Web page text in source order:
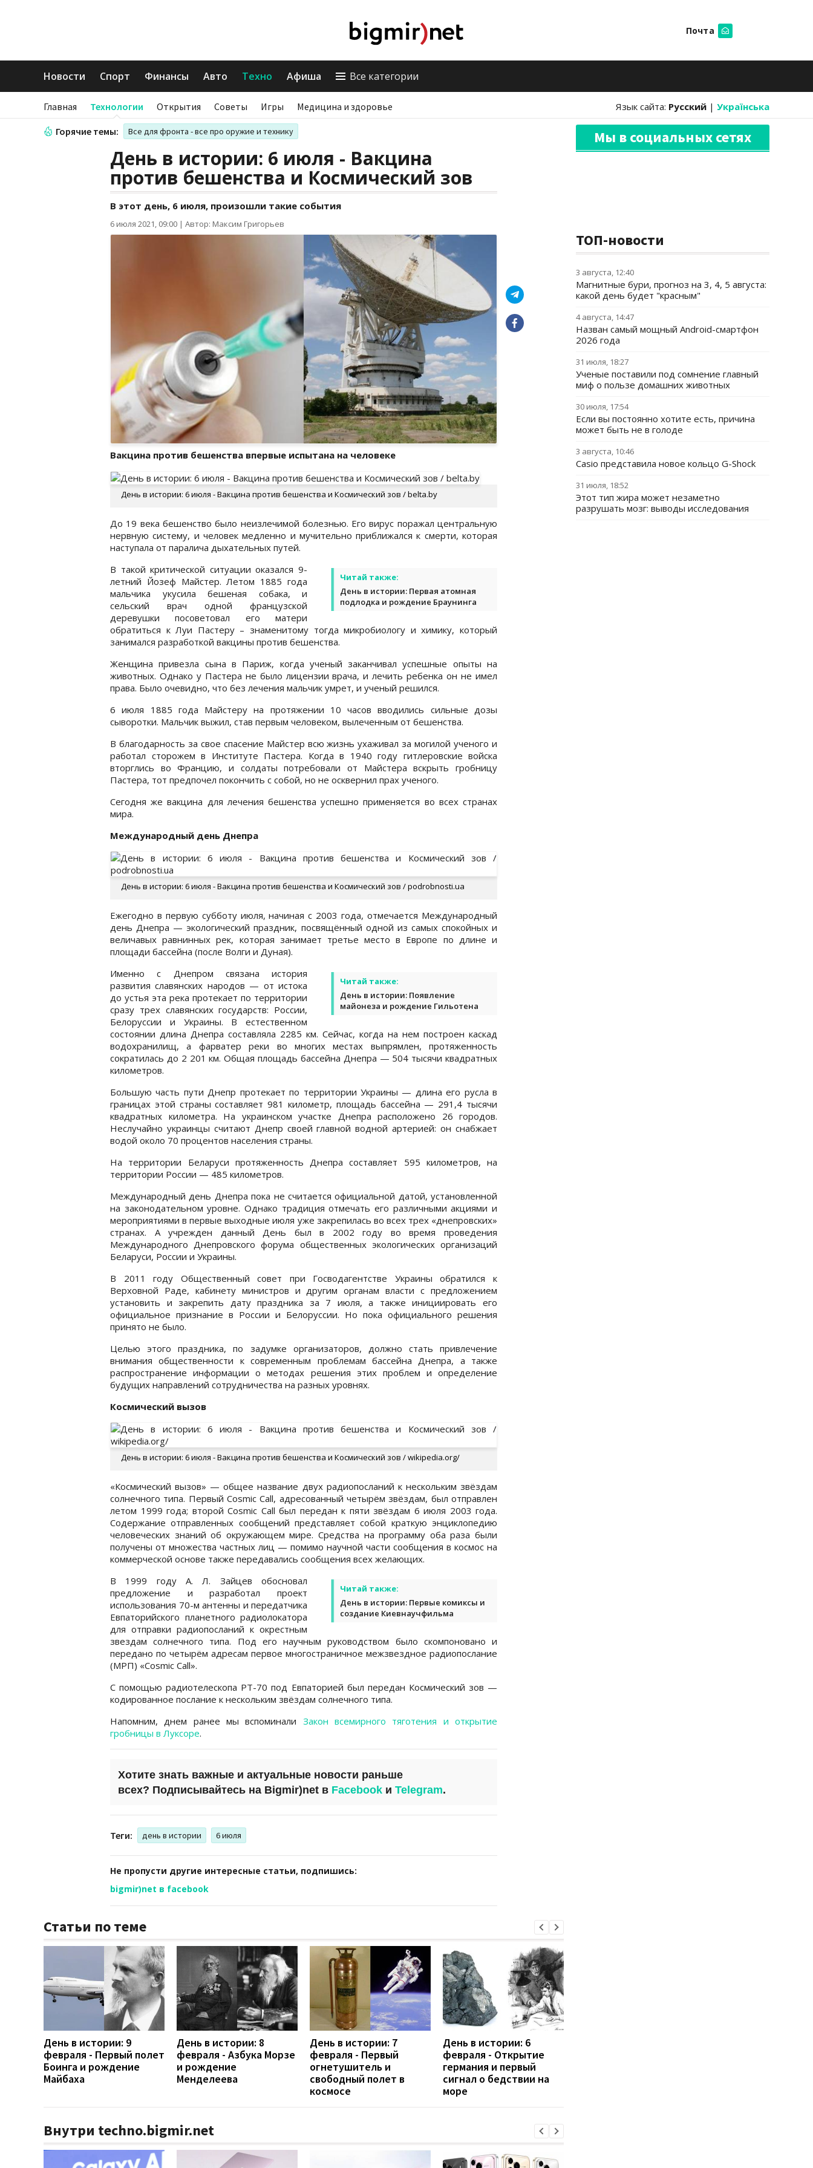
Почта
Новости Спорт Финансы Авто Техно Афиша Все категории
Главная Технологии Открытия Советы Игры Медицина и здоровье Язык сайта: Русский | Українська
Горячие темы: Все для фронта - все про оружие и технику
День в истории: 6 июля - Вакцина
против бешенства и Космический зов
В этот день, 6 июля, произошли такие события
6 июля 2021, 09:00 | Автор: Максим Григорьев
Вакцина против бешенства впервые испытана на человеке
День в истории: 6 июля - Вакцина против бешенства и Космический зов / belta.by
До 19 века бешенство было неизлечимой болезнью. Его вирус поражал центральную
нервную систему, и человек медленно и мучительно приближался к смерти, которая
наступала от паралича дыхательных путей.
Читай также:
День в истории: Первая атомная
подлодка и рождение Браунинга
В такой критической ситуации оказался 9-
летний Йозеф Майстер. Летом 1885 года
мальчика укусила бешеная собака, и
сельский врач одной французской
деревушки посоветовал его матери
обратиться к Луи Пастеру – знаменитому тогда микробиологу и химику, который
занимался разработкой вакцины против бешенства.
Женщина привезла сына в Париж, когда ученый заканчивал успешные опыты на
животных. Однако у Пастера не было лицензии врача, и лечить ребенка он не имел
права. Было очевидно, что без лечения мальчик умрет, и ученый решился.
6 июля 1885 года Майстеру на протяжении 10 часов вводились сильные дозы
сыворотки. Мальчик выжил, став первым человеком, вылеченным от бешенства.
В благодарность за свое спасение Майстер всю жизнь ухаживал за могилой ученого и
работал сторожем в Институте Пастера. Когда в 1940 году гитлеровские войска
вторглись во Францию, и солдаты потребовали от Майстера вскрыть гробницу
Пастера, тот предпочел покончить с собой, но не осквернил прах ученого.
Сегодня же вакцина для лечения бешенства успешно применяется во всех странах
мира.
Международный день Днепра
День в истории: 6 июля - Вакцина против бешенства и Космический зов / podrobnosti.ua
Ежегодно в первую субботу июля, начиная с 2003 года, отмечается Международный
день Днепра — экологический праздник, посвящённый одной из самых спокойных и
величавых равнинных рек, которая занимает третье место в Европе по длине и
площади бассейна (после Волги и Дуная).
Читай также:
День в истории: Появление
майонеза и рождение Гильотена
Именно с Днепром связана история
развития славянских народов — от истока
до устья эта река протекает по территории
сразу трех славянских государств: России,
Белоруссии и Украины. В естественном
состоянии длина Днепра составляла 2285 км. Сейчас, когда на нем построен каскад
водохранилищ, а фарватер реки во многих местах выпрямлен, протяженность
сократилась до 2 201 км. Общая площадь бассейна Днепра — 504 тысячи квадратных
километров.
Большую часть пути Днепр протекает по территории Украины — длина его русла в
границах этой страны составляет 981 километр, площадь бассейна — 291,4 тысячи
квадратных километра. На украинском участке Днепра расположено 26 городов.
Неслучайно украинцы считают Днепр своей главной водной артерией: он снабжает
водой около 70 процентов населения страны.
На территории Беларуси протяженность Днепра составляет 595 километров, на
территории России — 485 километров.
Международный день Днепра пока не считается официальной датой, установленной
на законодательном уровне. Однако традиция отмечать его различными акциями и
мероприятиями в первые выходные июля уже закрепилась во всех трех «днепровских»
странах. А учрежден данный День был в 2002 году во время проведения
Международного Днепровского форума общественных экологических организаций
Беларуси, России и Украины.
В 2011 году Общественный совет при Госводагентстве Украины обратился к
Верховной Раде, кабинету министров и другим органам власти с предложением
установить и закрепить дату праздника за 7 июля, а также инициировать его
официальное признание в России и Белоруссии. Но пока официального решения
принято не было.
Целью этого праздника, по задумке организаторов, должно стать привлечение
внимания общественности к современным проблемам бассейна Днепра, а также
распространение информации о методах решения этих проблем и определение
будущих направлений сотрудничества на разных уровнях.
Космический вызов
День в истории: 6 июля - Вакцина против бешенства и Космический зов / wikipedia.org/
«Космический вызов» — общее название двух радиопосланий к нескольким звёздам
солнечного типа. Первый Cosmic Call, адресованный четырём звёздам, был отправлен
летом 1999 года; второй Cosmic Call был передан к пяти звёздам 6 июля 2003 года.
Содержание отправленных сообщений представляет собой краткую энциклопедию
человеческих знаний об окружающем мире. Средства на программу оба раза были
получены от множества частных лиц — помимо научной части сообщения в космос на
коммерческой основе также передавались сообщения всех желающих.
Читай также:
День в истории: Первые комиксы и
создание Киевнаучфильма
В 1999 году А. Л. Зайцев обосновал
предложение и разработал проект
использования 70-м антенны и передатчика
Евпаторийского планетного радиолокатора
для отправки радиопосланий к окрестным
звездам солнечного типа. Под его научным руководством было скомпоновано и
передано по четырём адресам первое многостраничное межзвездное радиопослание
(МРП) «Cosmic Call».
С помощью радиотелескопа РТ-70 под Евпаторией был передан Космический зов —
кодированное послание к нескольким звёздам солнечного типа.
Напомним, днем ранее мы вспоминали Закон всемирного тяготения и открытие
гробницы в Луксоре.
Хотите знать важные и актуальные новости раньше
всех? Подписывайтесь на Bigmir)net в Facebook и Telegram.
Теги: день в истории 6 июля
Не пропусти другие интересные статьи, подпишись:
bigmir)net в facebook
Статьи по теме
День в истории: 9
февраля - Первый полет
Боинга и рождение
Майбаха
День в истории: 8
февраля - Азбука Морзе
и рождение
Менделеева
День в истории: 7
февраля - Первый
огнетушитель и
свободный полет в
космосе
День в истории: 6
февраля - Открытие
германия и первый
сигнал о бедствии на
море
Внутри techno.bigmir.net
Мы в социальных сетях
ТОП-новости
3 августа, 12:40
Магнитные бури, прогноз на 3, 4, 5 августа:
какой день будет "красным"
4 августа, 14:47
Назван самый мощный Android-смартфон
2026 года
31 июля, 18:27
Ученые поставили под сомнение главный
миф о пользе домашних животных
30 июля, 17:54
Если вы постоянно хотите есть, причина
может быть не в голоде
3 августа, 10:46
Casio представила новое кольцо G-Shock
31 июля, 18:52
Этот тип жира может незаметно
разрушать мозг: выводы исследования